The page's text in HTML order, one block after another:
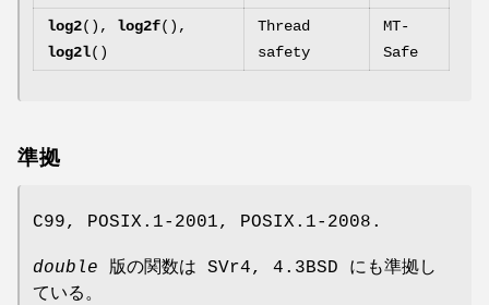
log2(), log2f(),
log2l()
Thread
safety
MT-
Safe
準拠
C99, POSIX.1-2001, POSIX.1-2008.
double 版の関数は SVr4, 4.3BSD にも準拠し
ている。